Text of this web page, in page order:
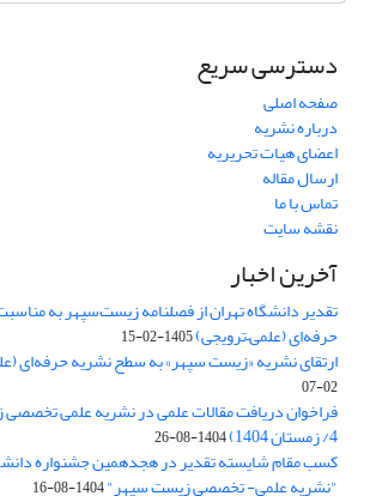
دسترسی سریع
صفحه اصلی
درباره نشریه
اعضای هیات تحریریه
ارسال مقاله
تماس با ما
نقشه سایت
آخرین اخبار
تقدیر دانشگاه تهران از فصلنامه زیست‌سپهر به
حرفه‌ای (علمی–ترویجی)1405-02-15
ارتقای نشریه «زیست‌ سپهر» به سطح نشریه حرفه‌ای
02-07
فراخوان دریافت مقالات علمی در نشریه علمی
4/ زمستان 1404) 1404-08-26
کسب مقام شایسته تقدیر در هجدهمین جشنواره
"نشریه علمی- تخصصی زیست سپهر"1404-08-16